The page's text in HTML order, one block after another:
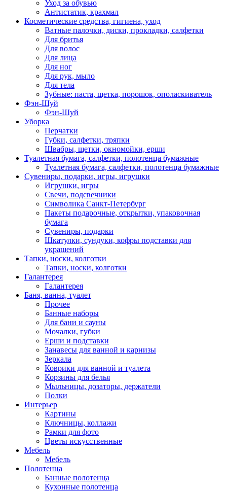
Уход за обувью
Антистатик, крахмал
Косметические средства, гигиена, уход
Ватные палочки, диски, прокладки, салфетки
Для бритья
Для волос
Для лица
Для ног
Для рук, мыло
Для тела
Зубные: паста, щетка, порошок, ополаскиватель
Фэн-Шуй
Фэн-Шуй
Уборка
Перчатки
Губки, салфетки, тряпки
Швабры, щетки, окномойки, ерши
Туалетная бумага, салфетки, полотенца бумажные
Туалетная бумага, салфетки, полотенца бумажные
Сувениры, подарки, игры, игрушки
Игрушки, игры
Свечи, подсвечники
Символика Санкт-Петербург
Пакеты подарочные, открытки, упаковочная
бумага
Сувениры, подарки
Шкатулки, сундуки, кофры подставки для
украшений
Тапки, носки, колготки
Тапки, носки, колготки
Галантерея
Галантерея
Баня, ванна, туалет
Прочее
Банные наборы
Для бани и сауны
Мочалки, губки
Ерши и подставки
Занавесы для ванной и карнизы
Зеркала
Коврики для ванной и туалета
Корзины для белья
Мыльницы, дозаторы, держатели
Полки
Интерьер
Картины
Ключницы, коллажи
Рамки для фото
Цветы искусственные
Мебель
Мебель
Полотенца
Банные полотенца
Кухонные полотенца